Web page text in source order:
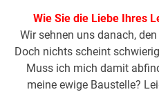
Wie Sie die Liebe Ihres
Wir sehnen uns danach,
Doch nichts scheint
Muss ich mich damit
meine ewige Baustelle?